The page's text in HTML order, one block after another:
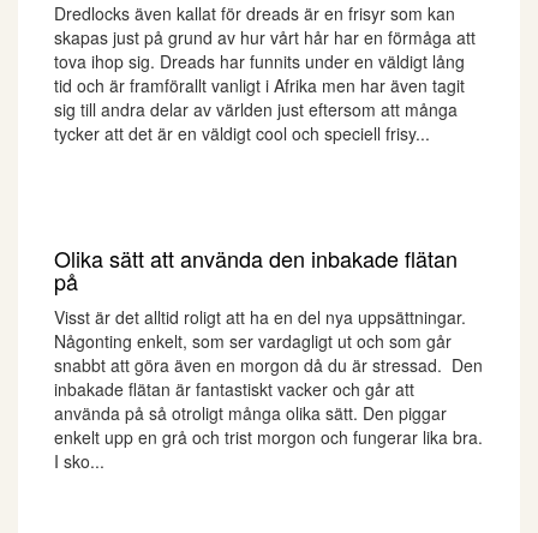
Dredlocks även kallat för dreads är en frisyr som kan
skapas just på grund av hur vårt hår har en förmåga att
tova ihop sig. Dreads har funnits under en väldigt lång
tid och är framförallt vanligt i Afrika men har även tagit
sig till andra delar av världen just eftersom att många
tycker att det är en väldigt cool och speciell frisy...
Olika sätt att använda den inbakade flätan
på
Visst är det alltid roligt att ha en del nya uppsättningar.
Någonting enkelt, som ser vardagligt ut och som går
snabbt att göra även en morgon då du är stressad. Den
inbakade flätan är fantastiskt vacker och går att
använda på så otroligt många olika sätt. Den piggar
enkelt upp en grå och trist morgon och fungerar lika bra.
I sko...